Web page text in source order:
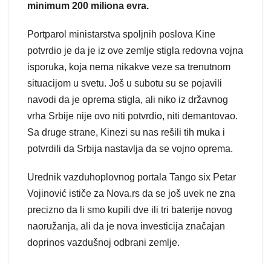
minimum 200 miliona evra.
Portparol ministarstva spoljnih poslova Kine
potvrdio je da je iz ove zemlje stigla redovna vojna
isporuka, koja nema nikakve veze sa trenutnom
situacijom u svetu. Još u subotu su se pojavili
navodi da je oprema stigla, ali niko iz državnog
vrha Srbije nije ovo niti potvrdio, niti demantovao.
Sa druge strane, Kinezi su nas rešili tih muka i
potvrdili da Srbija nastavlja da se vojno oprema.
Urednik vazduhoplovnog portala Tango six Petar
Vojinović ističe za Nova.rs da se još uvek ne zna
precizno da li smo kupili dve ili tri baterije novog
naoružanja, ali da je nova investicija značajan
doprinos vazdušnoj odbrani zemlje.